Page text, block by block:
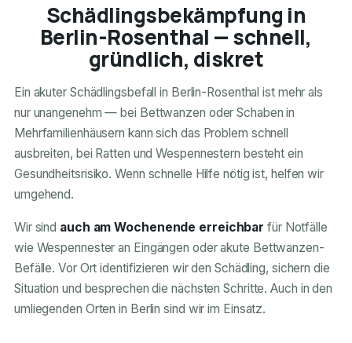
Schädlingsbekämpfung in
Berlin-Rosenthal — schnell,
gründlich, diskret
Ein akuter Schädlingsbefall in Berlin-Rosenthal ist mehr als
nur unangenehm — bei Bettwanzen oder Schaben in
Mehrfamilienhäusern kann sich das Problem schnell
ausbreiten, bei Ratten und Wespennestern besteht ein
Gesundheitsrisiko. Wenn schnelle Hilfe nötig ist, helfen wir
umgehend.
Wir sind auch am Wochenende erreichbar für Notfälle
wie Wespennester an Eingängen oder akute Bettwanzen-
Befälle. Vor Ort identifizieren wir den Schädling, sichern die
Situation und besprechen die nächsten Schritte. Auch in den
umliegenden Orten in Berlin sind wir im Einsatz.